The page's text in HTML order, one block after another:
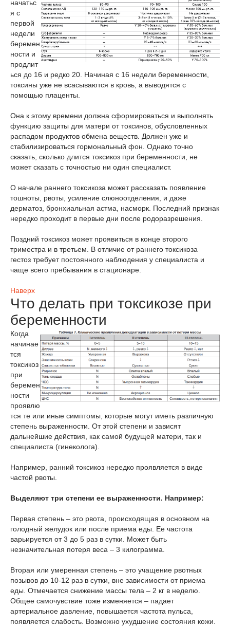
начатьс
я с
первой
недели
беремен
ности и
продлит
ься до 16 и редко 20. Начиная с 16 недели беременности,
токсины уже не всасываются в кровь, а выводятся с
помощью плаценты.
Она к этому времени должна сформироваться и выполнять
функцию защиты для матери от токсинов, обусловленных
распадом продуктов обмена веществ. Должен уже и
стабилизироваться гормональный фон. Однако точно
сказать, сколько длится токсикоз при беременности, не
может сказать с точностью ни один специалист.
О начале раннего токсикоза может рассказать появление
тошноты, рвоты, усиление слюноотделения, и даже
дерматоз, бронхиальная астма, насморк. Последний признак
нередко проходит в первые дни после родоразрешения.
Поздний токсикоз может проявиться в конце второго
триместра и в третьем. В отличие от раннего токсикоза
гестоз требует постоянного наблюдения у специалиста и
чаще всего пребывания в стационаре.
Наверх
Что делать при токсикозе при
беременности
Когда
начинае
тся
токсикоз
при
беремен
ности
проявлю
тся те или иные симптомы, которые могут иметь различную
степень выраженности. От этой степени и зависят
дальнейшие действия, как самой будущей матери, так и
специалиста (гинеколога).
Например, ранний токсикоз нередко проявляется в виде
частой рвоты.
Выделяют три степени ее выраженности. Например:
Первая степень – это рвота, происходящая в основном на
голодный желудок или после приема еды. Ее частота
варьируется от 3 до 5 раз в сутки. Может быть
незначительная потеря веса – 3 килограмма.
Вторая или умеренная степень – это учащение рвотных
позывов до 10-12 раз в сутки, вне зависимости от приема
еды. Отмечается снижение массы тела – 2 кг в неделю.
Общее самочувствие тоже изменяется – падает
артериальное давление, повышается частота пульса,
появляется слабость. Возможно ухудшение состояния кожи.